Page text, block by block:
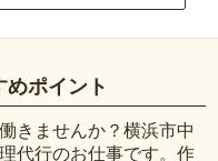
ポイント
きませんか？横浜市中
代行のお仕事です。作